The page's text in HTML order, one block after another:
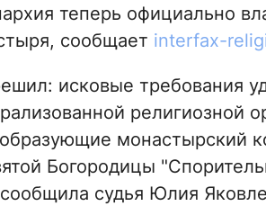
теперь официально
сообщает interfax-
исковые требования
религиозной
монастырский
Богородицы
судья Юлия